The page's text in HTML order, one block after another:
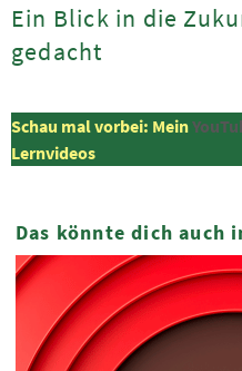
Ein Blick in die
gedacht
Schau mal vorbei: Mein
Lernvideos
Das könnte dich auch